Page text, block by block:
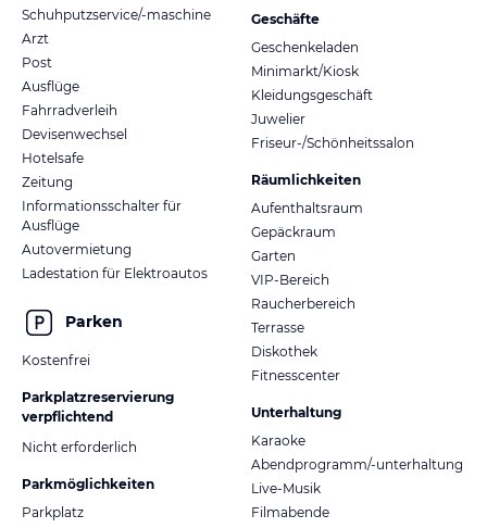
Schuhputzservice/-maschine
Arzt
Post
Ausflüge
Fahrradverleih
Devisenwechsel
Hotelsafe
Zeitung
Informationsschalter für
Ausflüge
Autovermietung
Ladestation für Elektroautos
Parken
Kostenfrei
Parkplatzreservierung
verpflichtend
Nicht erforderlich
Parkmöglichkeiten
Parkplatz
Geschäfte
Geschenkeladen
Minimarkt/Kiosk
Kleidungsgeschäft
Juwelier
Friseur-/Schönheitssalon
Räumlichkeiten
Aufenthaltsraum
Gepäckraum
Garten
VIP-Bereich
Raucherbereich
Terrasse
Diskothek
Fitnesscenter
Unterhaltung
Karaoke
Abendprogramm/-unterhaltung
Live-Musik
Filmabende